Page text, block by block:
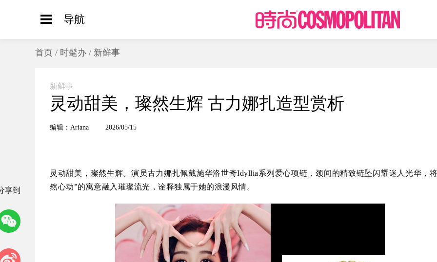
导航
首页 / 时髦办 / 新鲜事
新鲜事
灵动甜美，璨然生辉 古力娜扎造型赏析
编辑：Ariana 2026/05/15
灵动甜美，璨然生辉。演员古力娜扎佩戴施华洛世奇Idyllia系列爱心项链，颈间的精致链坠闪耀迷人光华，
然心动”的寓意融入璀璨流光，诠释独属于她的浪漫风情。
享到